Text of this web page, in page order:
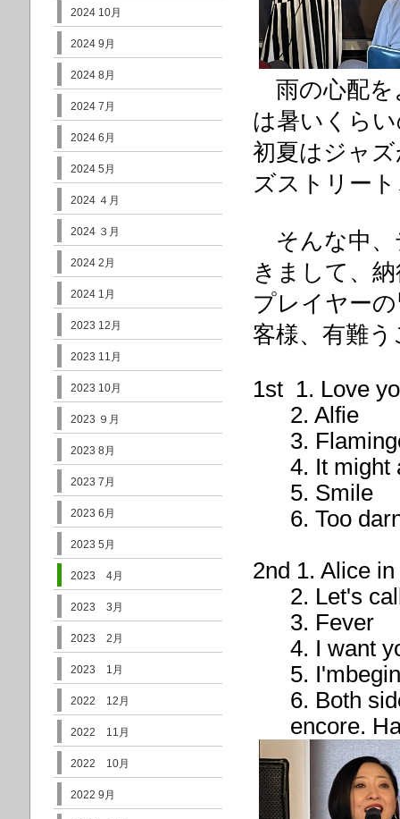
雨の心配を
は暑いくら
初夏はジャ
ズストリー
そんな中、
きまして、
プレイヤー
客様、有難
1st 1. Love
2. Alfie
3.
4. It might
5. Smile
6. Too
2nd 1. Alice
2. Let's call
3. Fever
4. I want
5.
6. Both
encore.
2024 10月
2024 9月
2024 8月
2024 7月
2024 6月
2024 5月
2024 ４月
2024 ３月
2024 2月
2024 1月
2023 12月
2023 11月
2023 10月
2023 ９月
2023 8月
2023 7月
2023 6月
2023 5月
2023 4月
2023 3月
2023 2月
2023 1月
2022 12月
2022 11月
2022 10月
2022 9月